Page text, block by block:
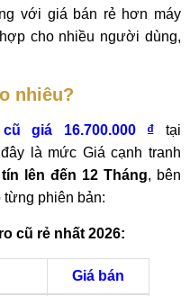
với giá bán rẻ hơn máy
cho nhiều người dùng,
nhiêu?
giá 16.700.000 ₫ tại
là mức Giá cạnh tranh
lên đến 12 Tháng, bên
phiên bản:
cũ rẻ nhất 2026:
Giá bán